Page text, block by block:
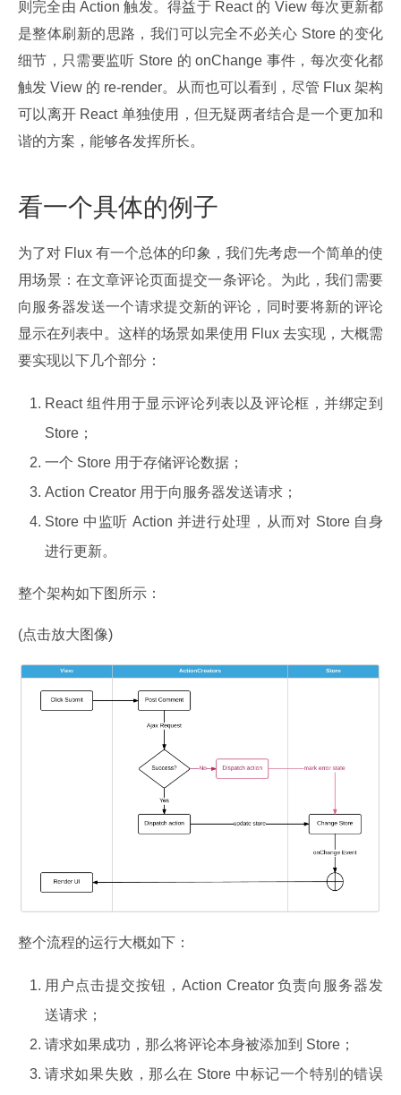
则完全由 Action 触发。得益于 React 的 View 每次更新都
是整体刷新的思路，我们可以完全不必关心 Store 的变化
细节，只需要监听 Store 的 onChange 事件，每次变化都
触发 View 的 re-render。从而也可以看到，尽管 Flux 架构
可以离开 React 单独使用，但无疑两者结合是一个更加和
谐的方案，能够各发挥所长。
看一个具体的例子
为了对 Flux 有一个总体的印象，我们先考虑一个简单的使
用场景：在文章评论页面提交一条评论。为此，我们需要
向服务器发送一个请求提交新的评论，同时要将新的评论
显示在列表中。这样的场景如果使用 Flux 去实现，大概需
要实现以下几个部分：
React 组件用于显示评论列表以及评论框，并绑定到
Store；
一个 Store 用于存储评论数据；
Action Creator 用于向服务器发送请求；
Store 中监听 Action 并进行处理，从而对 Store 自身
进行更新。
整个架构如下图所示：
(点击放大图像)
整个流程的运行大概如下：
用户点击提交按钮，Action Creator 负责向服务器发
送请求；
请求如果成功，那么将评论本身被添加到 Store；
请求如果失败，那么在 Store 中标记一个特别的错误